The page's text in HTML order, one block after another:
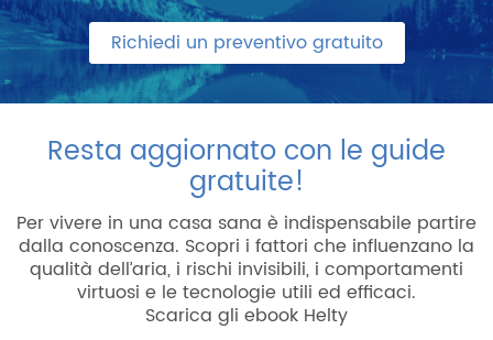
Richiedi un preventivo gratuito
Resta aggiornato con le guide
gratuite!
Per vivere in una casa sana è indispensabile partire
dalla conoscenza. Scopri i fattori che influenzano la
qualità dell’aria, i rischi invisibili, i comportamenti
virtuosi e le tecnologie utili ed efficaci.
Scarica gli ebook Helty